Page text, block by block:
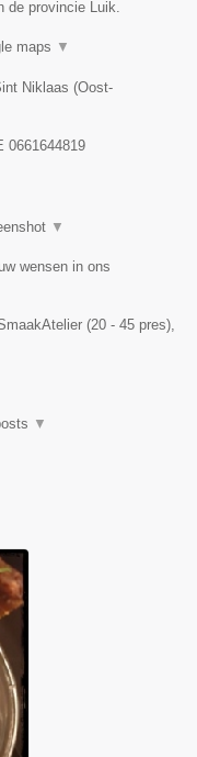
de provincie Luik.
maps ▼
Niklaas (Oost-
0661644819
▼
wensen in ons
(20 - 45 pres),
▼